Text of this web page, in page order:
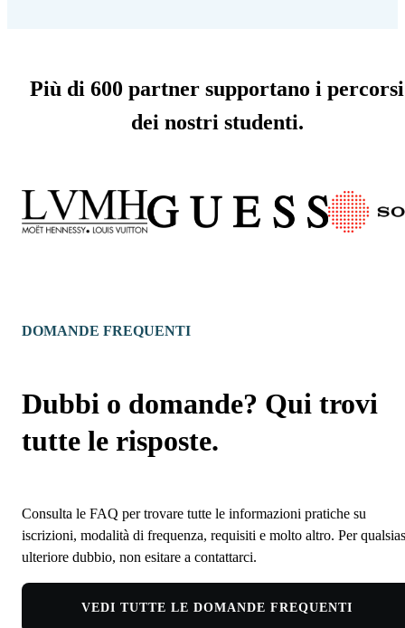
Più di 600 partner supportano i percorsi
dei nostri studenti.
DOMANDE FREQUENTI
Dubbi o domande? Qui trovi
tutte le risposte.
Consulta le FAQ per trovare tutte le informazioni pratiche su
iscrizioni, modalità di frequenza, requisiti e molto altro. Per
ulteriore dubbio, non esitare a contattarci.
VEDI TUTTE LE DOMANDE FREQUENTI